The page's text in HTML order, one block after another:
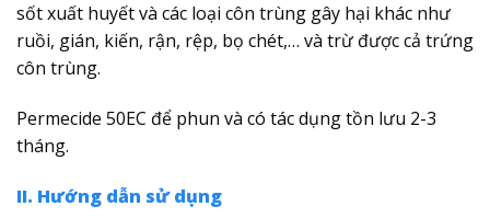
sốt xuất huyết và các loại côn trùng gây hại khác như
ruồi, gián, kiến, rận, rệp, bọ chét,… và trừ được cả trứng
côn trùng.
Permecide 50EC để phun và có tác dụng tồn lưu 2-3
tháng.
II. Hướng dẫn sử dụng